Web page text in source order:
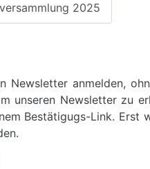
2025
Newsletter anmelden,
unseren Newsletter zu
Bestätigugs-Link. Erst